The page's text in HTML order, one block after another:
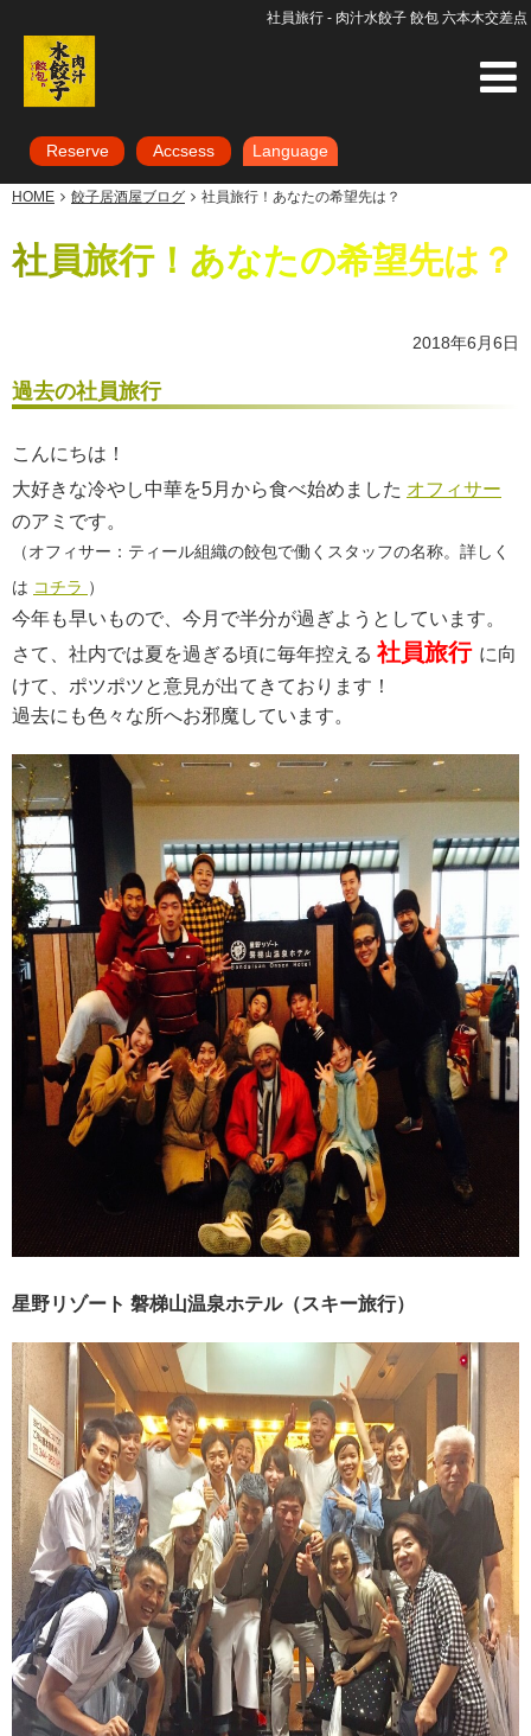
社員旅行 - 肉汁水餃子 餃包 六本木交差点
Reserve Accsess Language
HOME 餃子居酒屋ブログ 社員旅行！あなたの希望先は？
社員旅行！あなたの希望先は？
2018年6月6日
過去の社員旅行
こんにちは！
大好きな冷やし中華を5月から食べ始めました オフィサー
のアミです。
（オフィサー：ティール組織の餃包で働くスタッフの名称。詳しく
は コチラ ）
今年も早いもので、今月で半分が過ぎようとしています。
さて、社内では夏を過ぎる頃に毎年控える 社員旅行 に向
けて、ポツポツと意見が出てきております！
過去にも色々な所へお邪魔しています。
星野リゾート 磐梯山温泉ホテル（スキー旅行）